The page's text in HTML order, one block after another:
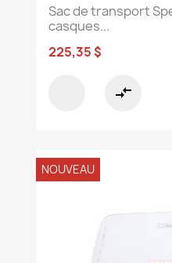
Sac de transport
casques...
225,35 $
compare_arrows
NOUVEAU